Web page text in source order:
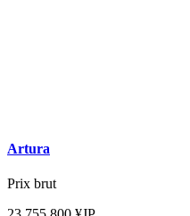
Artura
Prix brut